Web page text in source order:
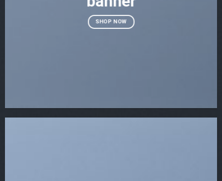
SHOP NOW